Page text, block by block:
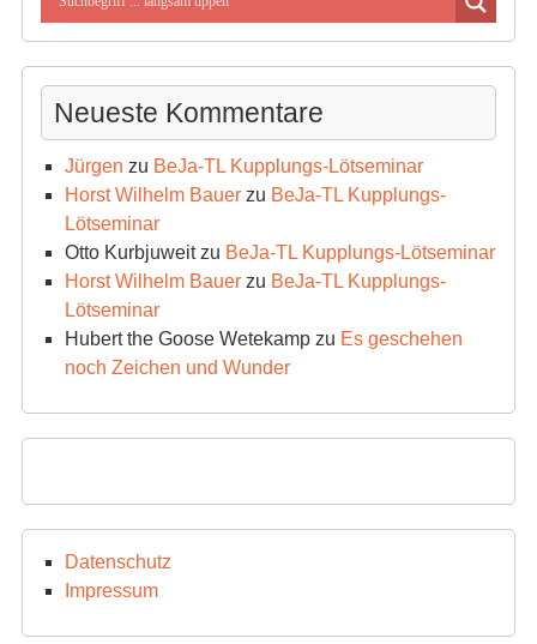
Neueste Kommentare
Jürgen zu BeJa-TL Kupplungs-Lötseminar
Horst Wilhelm Bauerzu BeJa-TL Kupplungs-
Lötseminar
Otto Kurbjuweitzu BeJa-TL Kupplungs-Lötseminar
Horst Wilhelm Bauerzu BeJa-TL Kupplungs-
Lötseminar
Hubert the Goose Wetekampzu Es geschehen
noch Zeichen und Wunder
Datenschutz
Impressum